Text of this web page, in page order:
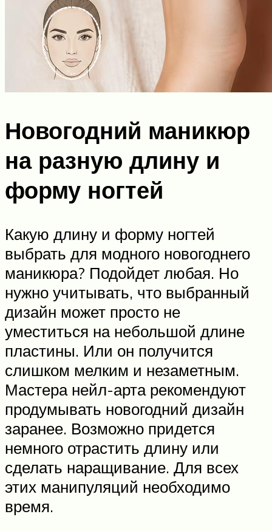
Новогодний маникюр
на разную длину и
форму ногтей
Какую длину и форму ногтей
выбрать для модного новогоднего
маникюра? Подойдет любая. Но
нужно учитывать, что выбранный
дизайн может просто не
уместиться на небольшой длине
пластины. Или он получится
слишком мелким и незаметным.
Мастера нейл-арта рекомендуют
продумывать новогодний дизайн
заранее. Возможно придется
немного отрастить длину или
сделать наращивание. Для всех
этих манипуляций необходимо
время.